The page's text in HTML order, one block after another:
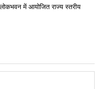
में आयोजित राज्य स्तरीय